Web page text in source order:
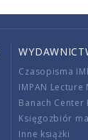
Czasopisma
IMPAN Lecture
Banach
Księgozbiór
Inne książki